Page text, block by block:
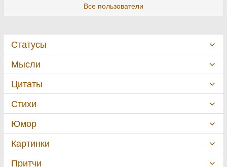
Все пользователи
Статусы
Мысли
Цитаты
Стихи
Юмор
Картинки
Притчи